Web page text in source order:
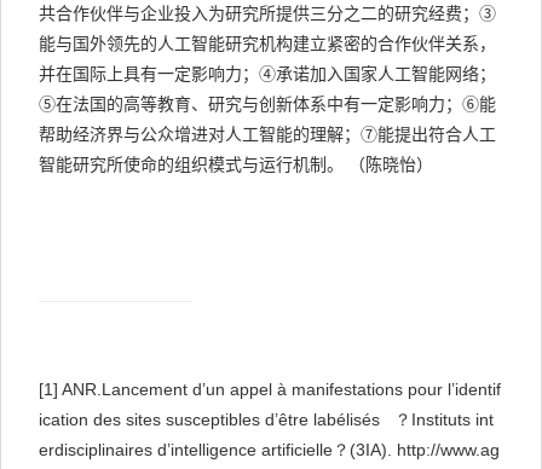
共合作伙伴与企业投入为研究所提供三分之二的研究经费；③
能与国外领先的人工智能研究机构建立紧密的合作伙伴关系，
并在国际上具有一定影响力；④承诺加入国家人工智能网络；
⑤在法国的高等教育、研究与创新体系中有一定影响力；⑥能
帮助经济界与公众增进对人工智能的理解；⑦能提出符合人工
智能研究所使命的组织模式与运行机制。
（陈晓怡）
[1] ANR.Lancement d’un appel à manifestations pour l’identif
ication des sites susceptibles d’être labélisés ？Instituts int
erdisciplinaires d’intelligence artificielle？(3IA). http://www.ag